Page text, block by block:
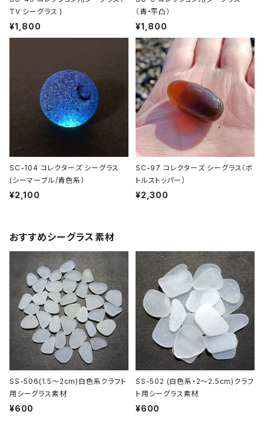
TV シーグラス )
¥1,800
（青・平凸）
¥1,800
SC-104 コレクターズ シーグラス
(シーマーブル/青色系）
¥2,100
SC-97 コレクターズ シーグラス（ボ
トルストッパー）
¥2,300
おすすめシーグラス素材
SS-506(1.5～2cm)白色系クラフト
用シーグラス素材
¥600
SS-502 (白色系・2～2.5cm)クラフ
ト用シーグラス素材
¥600